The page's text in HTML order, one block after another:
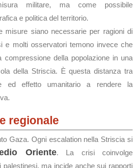
militare, ma come possibile
e politica del territorio.
misure siano necessarie per ragioni di
e molti osservatori temono invece che
compressione della popolazione in una
della Striscia. È questa distanza tra
ed effetto umanitario a rendere la
regionale
Gaza. Ogni escalation nella Striscia si
Oriente. La crisi coinvolge
palestinesi, ma incide anche sui rapporti